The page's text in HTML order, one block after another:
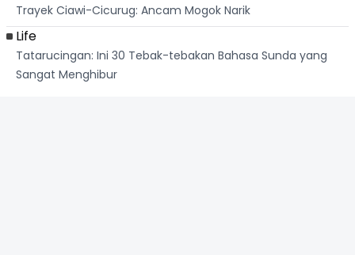
Trayek Ciawi-Cicurug: Ancam Mogok Narik
Life
Tatarucingan: Ini 30 Tebak-tebakan Bahasa Sunda yang
Sangat Menghibur